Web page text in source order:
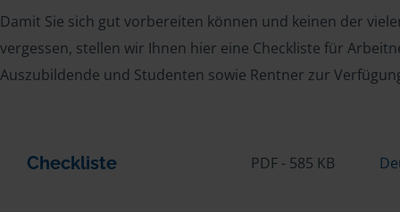
Damit Sie sich gut vorbereiten können und keinen der
vergessen, stellen wir Ihnen hier eine Checkliste für
Auszubildende und Studenten sowie Rentner zur
Checkliste PDF - 585 KB